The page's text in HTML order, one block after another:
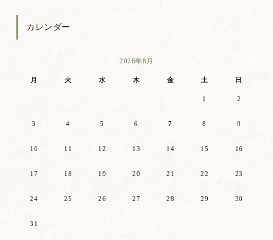
カレンダー
2026年8月
月 火 水 木 金 土 日
1 2
3 4 5 6 7 8 9
10 11 12 13 14 15 16
17 18 19 20 21 22 23
24 25 26 27 28 29 30
31